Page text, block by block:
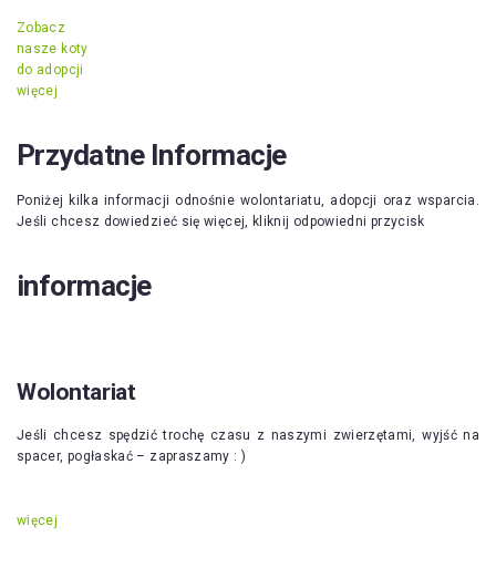
Zobacz
nasze koty
do adopcji
więcej
Przydatne Informacje
Poniżej kilka informacji odnośnie wolontariatu, adopcji oraz wsparcia.
Jeśli chcesz dowiedzieć się więcej, kliknij odpowiedni przycisk
informacje
Wolontariat
Jeśli chcesz spędzić trochę czasu z naszymi zwierzętami, wyjść na
spacer, pogłaskać – zapraszamy : )
więcej